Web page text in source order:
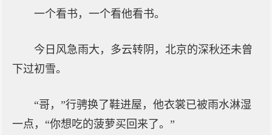
一个看书，一个看他看书。
今日风急雨大，多云转阴，北京的深秋还未曾
下过初雪。
“哥，”行骋换了鞋进屋，他衣裳已被雨水淋湿
一点，“你想吃的菠萝买回来了。”